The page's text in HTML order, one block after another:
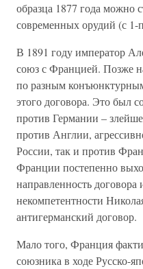
образца 1877 года можно
современных орудий (с 1-
В 1891 году император
союз с Францией. Позже
по разным
этого договора. Это был
против Германии –
против Англии,
России, так и против
Франции постепенно
направленность договора
некомпетентности
антигерманский договор.
Мало того, Франция
союзника в ходе Русско-